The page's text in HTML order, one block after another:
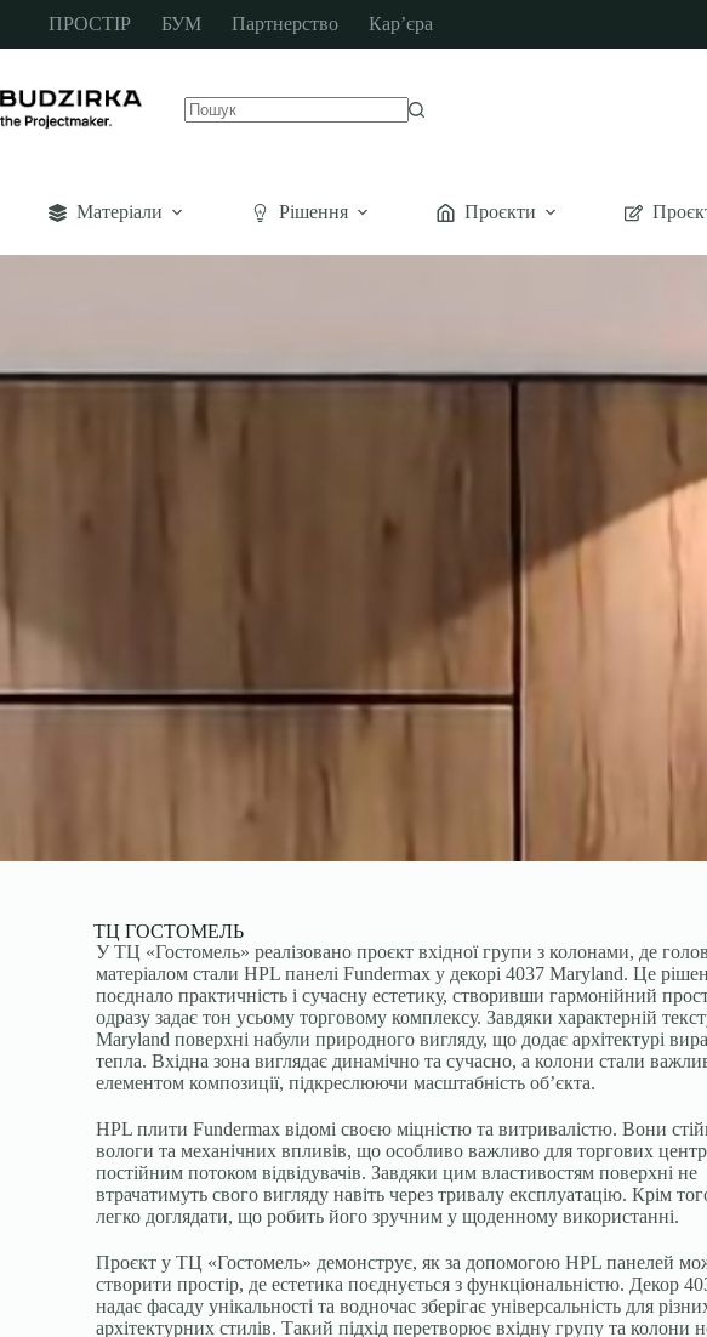
ПРОСТІР БУМ Партнерство Кар’єра
Матеріали Рішення Проєкти
ТЦ ГОСТОМЕЛЬ
У ТЦ «Гостомель» реалізовано проєкт вхідної групи з колонами, де
матеріалом стали HPL панелі Fundermax у декорі 4037 Maryland. Це
поєднало практичність і сучасну естетику, створивши гармонійний
одразу задає тон усьому торговому комплексу. Завдяки характерній
Maryland поверхні набули природного вигляду, що додає архітектурі
тепла. Вхідна зона виглядає динамічно та сучасно, а колони стали
елементом композиції, підкреслюючи масштабність об’єкта.
HPL плити Fundermax відомі своєю міцністю та витривалістю. Вони
вологи та механічних впливів, що особливо важливо для торгових
постійним потоком відвідувачів. Завдяки цим властивостям поверхні не
втрачатимуть свого вигляду навіть через тривалу експлуатацію. Крім
легко доглядати, що робить його зручним у щоденному використанні.
Проєкт у ТЦ «Гостомель» демонструє, як за допомогою HPL панелей
створити простір, де естетика поєднується з функціональністю. Декор
надає фасаду унікальності та водночас зберігає універсальність для
архітектурних стилів. Такий підхід перетворює вхідну групу та колони